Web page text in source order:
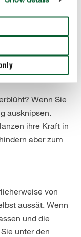
Für die
für Blühpflanzen
Wenn Sie
ausknipsen.
ihre Kraft in
aber zum
von
aussät. Wenn
und die
unter den